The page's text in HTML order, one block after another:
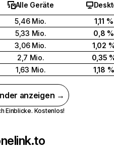
Alle Geräte
5,46 Mio.
1,11 %
5,33 Mio.
0,8 %
3,06 Mio.
1,02
2,7 Mio.
0,35
1,63 Mio. 1,18 %
anzeigen →
Einblicke. Kostenlos!